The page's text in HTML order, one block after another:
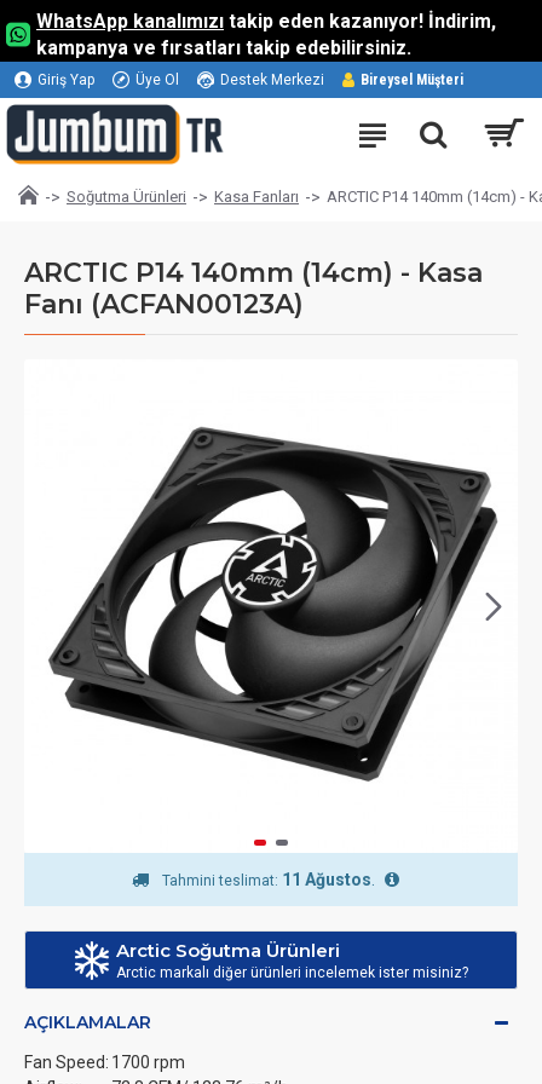
WhatsApp kanalımızı takip eden kazanıyor! İndirim,
kampanya ve fırsatları takip edebilirsiniz.
Giriş Yap Üye Ol Destek Merkezi Bireysel Müşteri
Soğutma Ürünleri Kasa Fanları ARCTIC P14 140mm (14cm) -
ARCTIC P14 140mm (14cm) - Kasa
Fanı (ACFAN00123A)
Tahmini teslimat: 11 Ağustos
Arctic Soğutma Ürünleri
Arctic markalı diğer ürünleri incelemek ister misiniz?
AÇIKLAMALAR
Fan Speed: 1700 rpm